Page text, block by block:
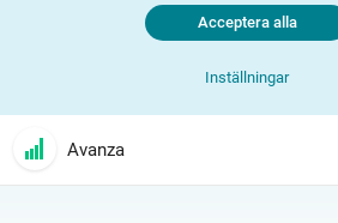
Inställningar
Acceptera alla
Avanza